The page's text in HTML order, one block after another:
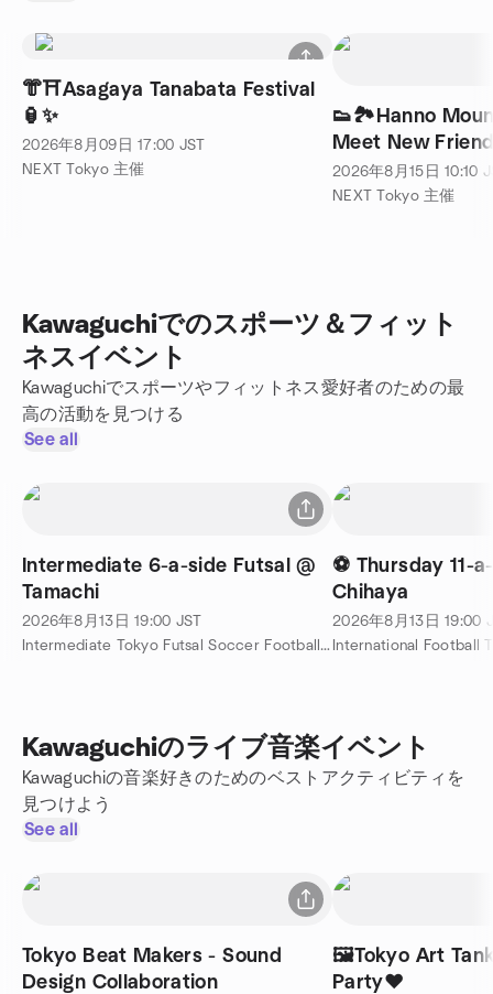
👘⛩️Asagaya Tanabata Festival
🏮✨
2026年8月09日 17:00 JST
NEXT Tokyo 主催
👟🏞️Hanno
Meet New
2026年8月15日 10:10
NEXT Tokyo 主催
Kawaguchiでのスポーツ＆フィット
ネスイベント
Kawaguchiでスポーツやフィットネス愛好者のための最
高の活動を見つける
See all
Intermediate 6-a-side Futsal @
Tamachi
2026年8月13日 19:00 JST
Intermediate Tokyo Futsal Soccer Football 東京 サッカー フットサル 主催
⚽ Thursday 11-
Chihaya
2026年8月13日 19:00
International Football
Kawaguchiのライブ音楽イベント
Kawaguchiの音楽好きのためのベストアクティビティを
見つけよう
See all
Tokyo Beat Makers - Sound
Design Collaboration
🖼️Tokyo Art
Party❤️